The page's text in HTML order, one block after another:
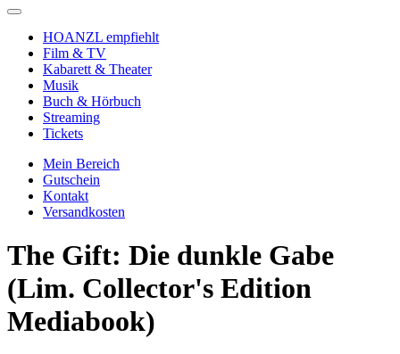
HOANZL empfiehlt
Film & TV
Kabarett & Theater
Musik
Buch & Hörbuch
Streaming
Tickets
Mein Bereich
Gutschein
Kontakt
Versandkosten
The Gift: Die dunkle Gabe
(Lim. Collector's Edition
Mediabook)